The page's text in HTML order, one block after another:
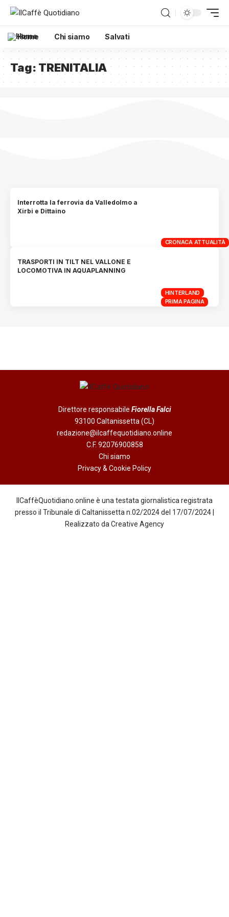
Home Chi siamo Salvati
Tag: TRENITALIA
CRONACA ATTUALITÀ
Interrotta la ferrovia da Valledolmo a
Xirbi e Dittaino
HINTERLAND
PRIMA PAGINA
TRASPORTI IN TILT NEL VALLONE E
LOCOMOTIVA IN AQUAPLANNING
Direttore responsabile Fiorella Falci
93100 Caltanissetta (CL)
redazione@ilcaffequotidiano.online
C.F. 92076900858
Chi siamo
Privacy & Cookie Policy
IlCaffèQuotidiano.online è una testata giornalistica registrata
presso il Tribunale di Caltanissetta n.02/2024 del 17/07/2024 |
Realizzato da Creative Agency